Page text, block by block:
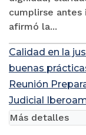
cumplirse antes
afirmó la...
Calidad en la
buenas
Reunión
Judicial
Más detalles